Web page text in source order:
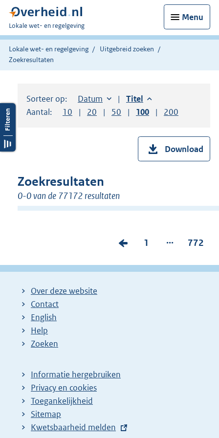
Menu
U
bent
hier:
Lokale wet- en regelgeving
Lokale wet- en regelgeving
Uitgebreid zoeken
Zoekresultaten
Sorteer op: Sorteer op:
Datum aflopendSorteer op:
Titel aflopend
Aantal:
Toon
10 resultaten per pagina
Toon
20 resultaten per pagina
Toon
50 resultaten per pagina
Toon
100 resultaten per
Toon
200
Download
Zoekresultaten
0-0 van de 77172 resultaten
V
r
o
P
g
1 ...
P
g
772
Over deze website
Contact
English
Help
Zoeken
Informatie hergebruiken
Privacy en cookies
Toegankelijkheid
Sitemap
E
Kwetsbaarheid melden